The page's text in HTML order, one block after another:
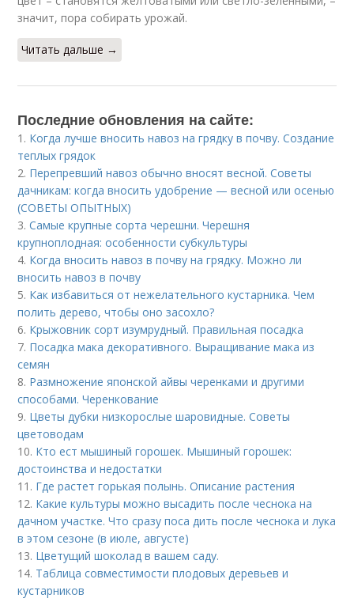
значит, пора собирать урожай.
Читать дальше →
Последние обновления на сайте:
1. Когда лучше вносить навоз на грядку в почву. Создание
теплых грядок
2. Перепревший навоз обычно вносят весной. Советы
дачникам: когда вносить удобрение — весной или осенью
(СОВЕТЫ ОПЫТНЫХ)
3.Самые крупные сорта черешни. Черешня
крупноплодная: особенности субкультуры
4. Когда вносить навоз в почву на грядку. Можно ли
вносить навоз в почву
5. Как избавиться от нежелательного кустарника. Чем
полить дерево, чтобы оно засохло?
6. Крыжовник сорт изумрудный. Правильная посадка
7. Посадка мака декоративного. Выращивание мака из
семян
8. Размножение японской айвы черенками и другими
способами. Черенкование
9. Цветы дубки низкорослые шаровидные. Советы
цветоводам
10. Кто ест мышиный горошек. Мышиный горошек:
достоинства и недостатки
11. Где растет горькая полынь. Описание растения
12. Какие культуры можно высадить после чеснока на
дачном участке. Что сразу поса дить после чеснока и лука
в этом сезоне (в июле, августе)
13. Цветущий шоколад в вашем саду.
14. Таблица совместимости плодовых деревьев и
кустарников